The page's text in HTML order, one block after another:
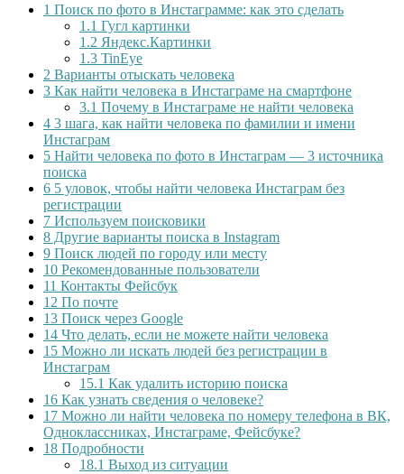
1 Поиск по фото в Инстаграмме: как это сделать
1.1 Гугл картинки
1.2 Яндекс.Картинки
1.3 TinEye
2 Варианты отыскать человека
3 Как найти человека в Инстаграме на смартфоне
3.1 Почему в Инстаграме не найти человека
4 3 шага, как найти человека по фамилии и имени
Инстаграм
5 Найти человека по фото в Инстаграм — 3 источника
поиска
6 5 уловок, чтобы найти человека Инстаграм без
регистрации
7 Используем поисковики
8 Другие варианты поиска в Instagram
9 Поиск людей по городу или месту
10 Рекомендованные пользователи
11 Контакты Фейсбук
12 По почте
13 Поиск через Google
14 Что делать, если не можете найти человека
15 Можно ли искать людей без регистрации в
Инстаграм
15.1 Как удалить историю поиска
16 Как узнать сведения о человеке?
17 Можно ли найти человека по номеру телефона в ВК,
Одноклассниках, Инстаграме, Фейсбуке?
18 Подробности
18.1 Выход из ситуации